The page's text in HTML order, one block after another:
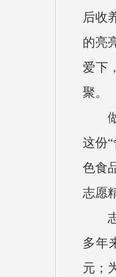
后收
的亮
爱下
聚。
这份
色食
志愿
多年
元；